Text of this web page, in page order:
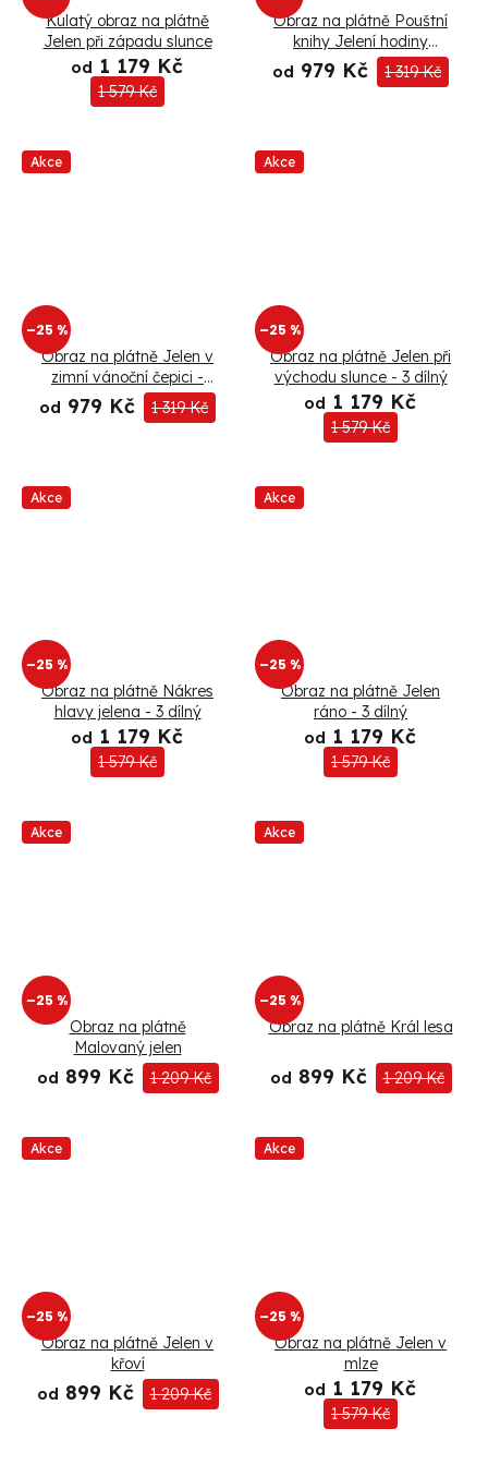
ů
Kulatý obraz na plátně
Jelen při západu slunce
od 1 179 Kč
1 579 Kč
Obraz na plátně Pouštní
knihy Jelení hodiny
Květiny Abstrakce -
Bryantama Art
od 979 Kč 1 319 Kč
Akce
–25 %
Obraz na plátně Jelen v
zimní vánoční čepici -
Rykker
od 979 Kč 1 319 Kč
Akce
–25 %
Obraz na plátně Jelen při
východu slunce - 3 dílný
od 1 179 Kč
1 579 Kč
Akce
–25 %
Obraz na plátně Nákres
hlavy jelena - 3 dílný
od 1 179 Kč
1 579 Kč
Akce
–25 %
Obraz na plátně Jelen
ráno - 3 dílný
od 1 179 Kč
1 579 Kč
Akce
–25 %
Obraz na plátně
Malovaný jelen
od 899 Kč 1 209 Kč
Akce
–25 %
Obraz na plátně Král lesa
od 899 Kč 1 209 Kč
Akce
–25 %
Obraz na plátně Jelen v
křoví
od 899 Kč 1 209 Kč
Akce
–25 %
Obraz na plátně Jelen v
mlze
od 1 179 Kč
1 579 Kč